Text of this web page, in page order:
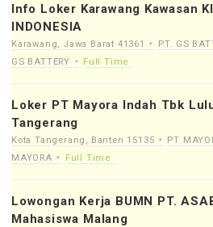
Info Loker Karawang Kawasan
INDONESIA
Karawang, Jawa Barat 41361
PT. GS
GS BATTERY
Full Time
Loker PT Mayora Indah Tbk
Tangerang
Kota Tangerang, Banten 15135
PT
MAYORA
Full Time
Lowongan Kerja BUMN PT.
Mahasiswa Malang